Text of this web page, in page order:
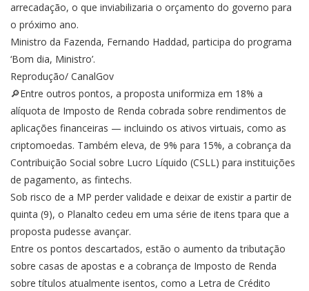
arrecadação, o que inviabilizaria o orçamento do governo para
o próximo ano.
Ministro da Fazenda, Fernando Haddad, participa do programa
‘Bom dia, Ministro’.
Reprodução/ CanalGov
🔎Entre outros pontos, a proposta uniformiza em 18% a
alíquota de Imposto de Renda cobrada sobre rendimentos de
aplicações financeiras — incluindo os ativos virtuais, como as
criptomoedas. Também eleva, de 9% para 15%, a cobrança da
Contribuição Social sobre Lucro Líquido (CSLL) para instituições
de pagamento, as fintechs.
Sob risco de a MP perder validade e deixar de existir a partir de
quinta (9), o Planalto cedeu em uma série de itens tpara que a
proposta pudesse avançar.
Entre os pontos descartados, estão o aumento da tributação
sobre casas de apostas e a cobrança de Imposto de Renda
sobre títulos atualmente isentos, como a Letra de Crédito